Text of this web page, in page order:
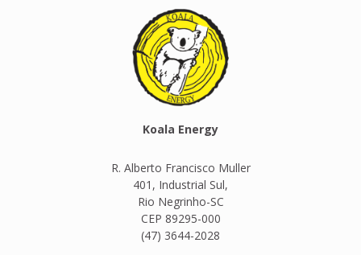
Koala Energy
R. Alberto Francisco Muller
401, Industrial Sul,
Rio Negrinho-SC
CEP 89295-000
(47) 3644-2028